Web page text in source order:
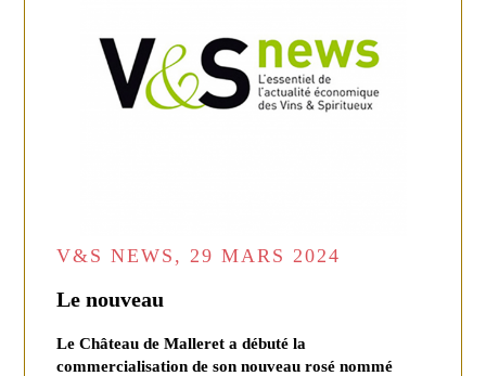
V&S NEWS, 29 MARS 2024
Le nouveau
Le Château de Malleret a débuté la
commercialisation de son nouveau rosé nommé